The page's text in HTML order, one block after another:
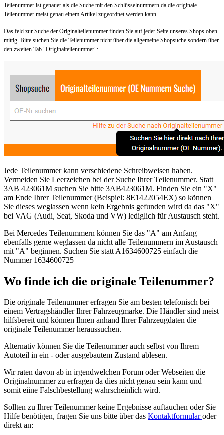
Teilenummer ist genauer als die Suche mit den Schlüsselnummern da die originale
Teilenummer meist genau einem Artikel zugeordnet werden kann.
Das feld zur Suche der Originalteilenummer finden Sie auf jeder Seite unseres Shops oben
mittig. Bitte suchen Sie die Teilenummer nicht über die allgemeine Shopsuche sondern über
den zweiten Tab "Originalteilenummer":
Jede Teilenummer kann verschiedene Schreibweisen haben.
Vermeiden Sie Leerzeichen bei der Suche Ihrer Teilenummer. Statt
3AB 423061M suchen Sie bitte 3AB423061M. Finden Sie ein "X"
am Ende Ihrer Teilenummer (Beispiel: 8E1422054EX) so können
Sie dieses weglassen wenn kein Ergebnis gefunden wird da das "X"
bei VAG (Audi, Seat, Skoda und VW) lediglich für Austausch steht.
Bei Mercedes Teilenummern können Sie das "A" am Anfang
ebenfalls gerne weglassen da nicht alle Teilenummern im Austausch
mit "A" beginnen. Suchen Sie statt A1634600725 einfach die
Nummer 1634600725
Wo finde ich die originale Teilenummer?
Die originale Teilenummer erfragen Sie am besten telefonisch bei
einem Vertragshändler Ihrer Fahrzeugmarke. Die Händler sind meist
hilfsbereit und können Ihnen anhand Ihrer Fahrzeugdaten die
originale Teilenummer heraussuchen.
Alternativ können Sie die Teilenummer auch selbst von Ihrem
Autoteil in ein - oder ausgebautem Zustand ablesen.
Wir raten davon ab in irgendwelchen Forum oder Webseiten die
Originalnummer zu erfragen da dies nicht genau sein kann und
somit eiine Falschbestellung wahrscheinlich wird.
Sollten zu Ihrer Teilenummer keine Ergebnisse auftauchen oder Sie
Hilfe benötigen, fragen Sie uns bitte überdas Kontaktformularoder
direkt an: